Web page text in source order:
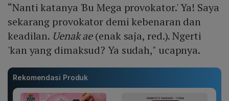
“Nanti katanya 'Bu Mega provokator.' Ya! Saya
sekarang provokator demi kebenaran dan
keadilan. Uenak ae(enak saja, red.). Ngerti
'kan yang dimaksud? Ya sudah," ucapnya.
Rekomendasi Produk